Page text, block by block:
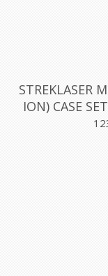
STREKLASER
ION) CASE